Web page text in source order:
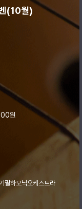
(10월)
원
필하모닉오케스트라